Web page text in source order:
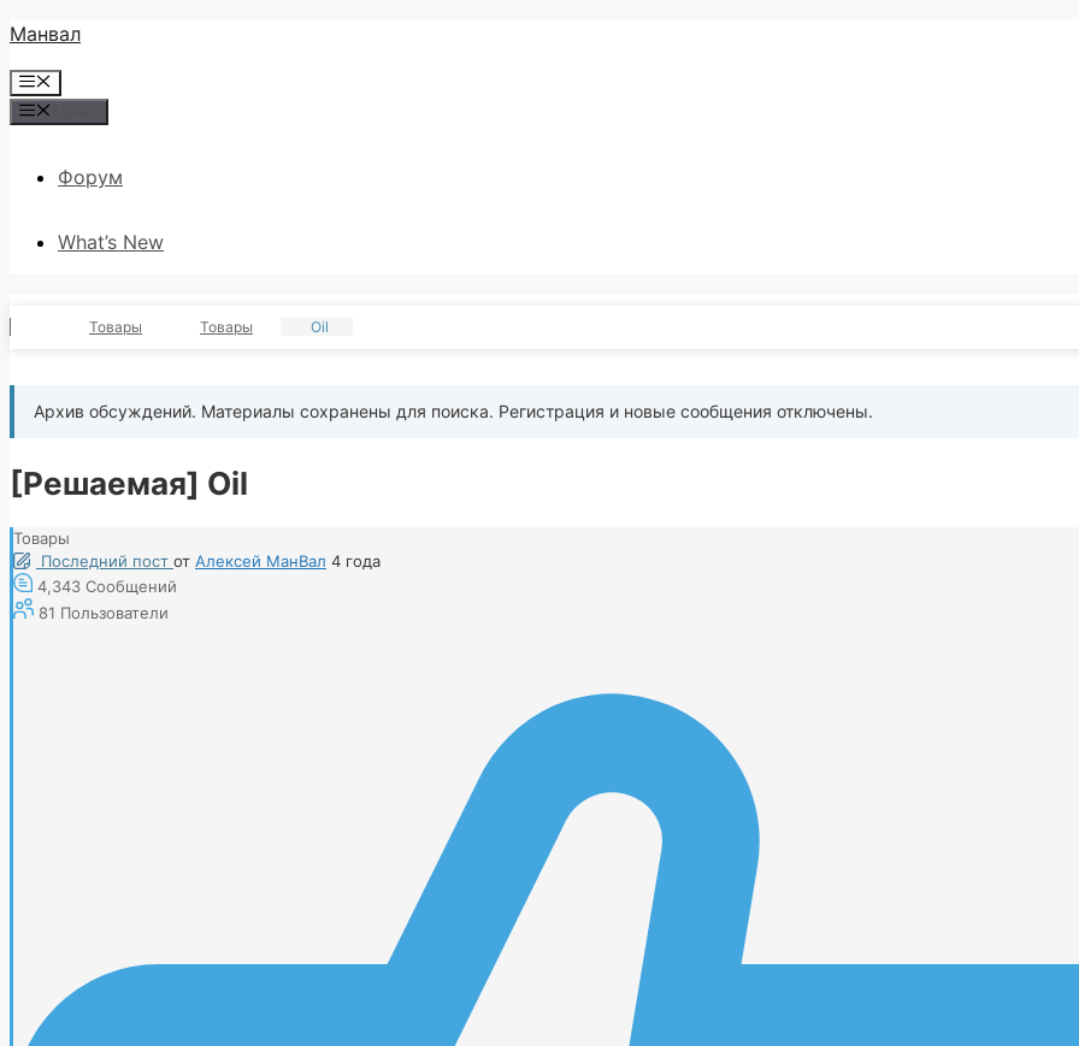
Перейти
содержимому
Манвал
Меню
Форум
What’s New
Товары Товары Oil
Архив обсуждений. Материалы сохранены для поиска. Регистрация и новые сообщения отключены.
[Решаемая] Oil
Товары
Последний пост от Алексей МанВал 4 года
4,343 Сообщений
81 Пользователи